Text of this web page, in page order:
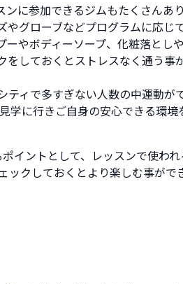
に参加できるジムもたくさんあり
グローブなどプログラムに応じ
やボディーソープ、化粧落とし
しておくとストレスなく通う事が
ィで多すぎない人数の中運動が
学に行きご自身の安心できる環境
イントとして、レッスンで使わ
クしておくとより楽しむ事がで